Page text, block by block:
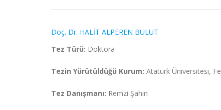
Doç. Dr. HALİT ALPEREN BULUT
Tez Türü: Doktora
Tezin Yürütüldüğü Kurum: Atatürk Üniversitesi,
Tez Danışmanı: Remzi Şahin